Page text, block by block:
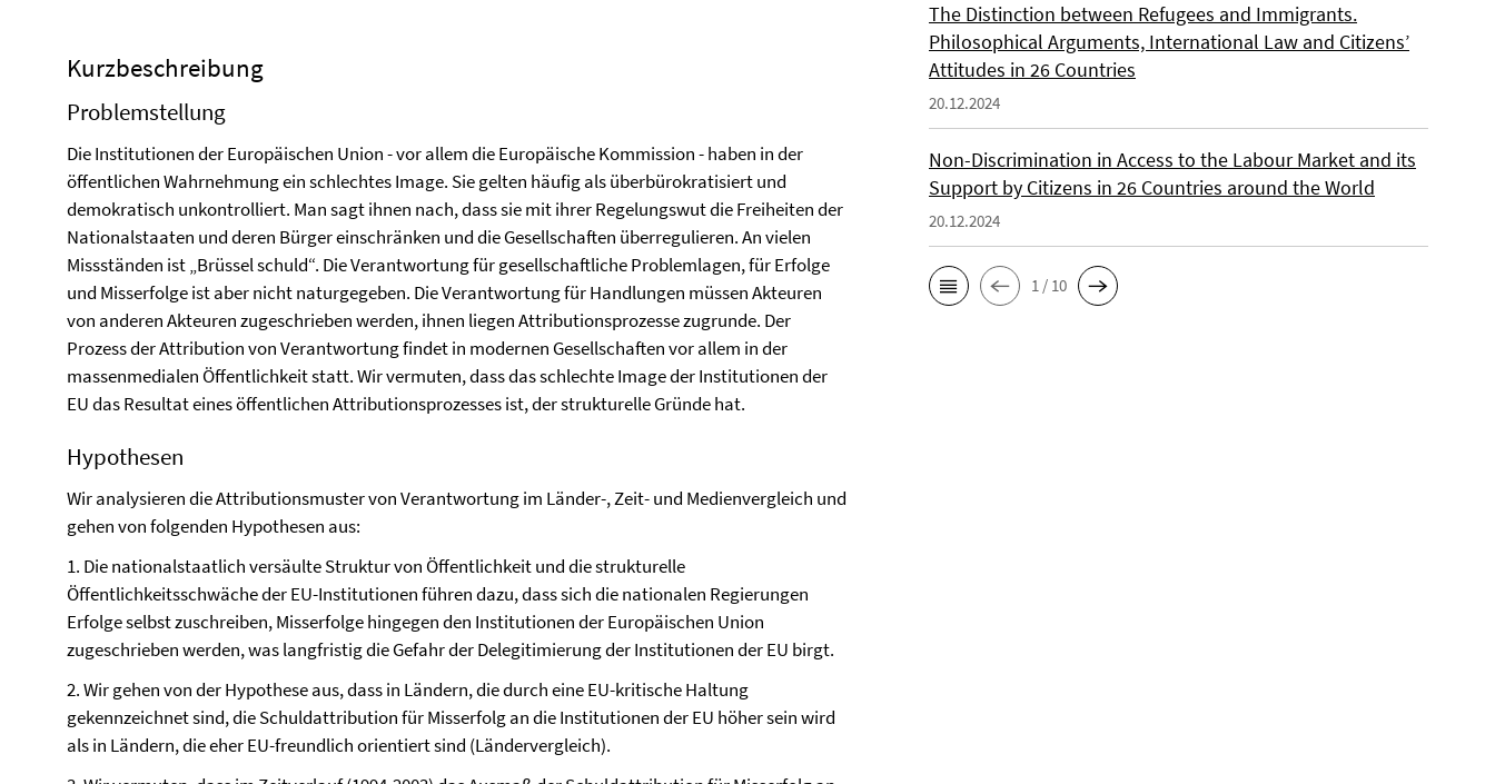
Kurzbeschreibung
Problemstellung
Die Institutionen der Europäischen Union - vor allem die Europäische Kommission - haben in der
öffentlichen Wahrnehmung ein schlechtes Image. Sie gelten häufig als überbürokratisiert und
demokratisch unkontrolliert. Man sagt ihnen nach, dass sie mit ihrer Regelungswut die Freiheiten der
Nationalstaaten und deren Bürger einschränken und die Gesellschaften überregulieren. An vielen
Missständen ist „Brüssel schuld“. Die Verantwortung für gesellschaftliche Problemlagen, für Erfolge
und Misserfolge ist aber nicht naturgegeben. Die Verantwortung für Handlungen müssen Akteuren
von anderen Akteuren zugeschrieben werden, ihnen liegen Attributionsprozesse zugrunde. Der
Prozess der Attribution von Verantwortung findet in modernen Gesellschaften vor allem in der
massenmedialen Öffentlichkeit statt. Wir vermuten, dass das schlechte Image der Institutionen der
EU das Resultat eines öffentlichen Attributionsprozesses ist, der strukturelle Gründe hat.
Hypothesen
Wir analysieren die Attributionsmuster von Verantwortung im Länder-, Zeit- und Medienvergleich und
gehen von folgenden Hypothesen aus:
1. Die nationalstaatlich versäulte Struktur von Öffentlichkeit und die strukturelle
Öffentlichkeitsschwäche der EU-Institutionen führen dazu, dass sich die nationalen Regierungen
Erfolge selbst zuschreiben, Misserfolge hingegen den Institutionen der Europäischen Union
zugeschrieben werden, was langfristig die Gefahr der Delegitimierung der Institutionen der EU birgt.
2. Wir gehen von der Hypothese aus, dass in Ländern, die durch eine EU-kritische Haltung
gekennzeichnet sind, die Schuldattribution für Misserfolg an die Institutionen der EU höher sein wird
als in Ländern, die eher EU-freundlich orientiert sind (Ländervergleich).
The Distinction between Refugees and Immigrants.
Philosophical Arguments, International Law and Citizens’
Attitudes in 26 Countries
20.12.2024
Non-Discrimination in Access to the Labour Market and its
Support by Citizens in 26 Countries around the World
20.12.2024
1 / 10